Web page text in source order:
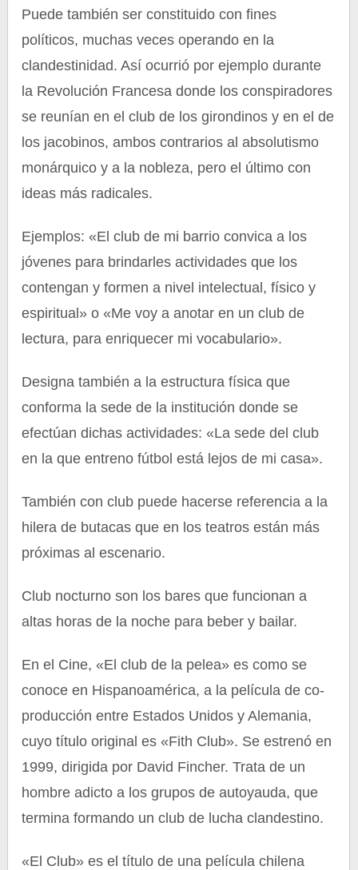
Puede también ser constituido con fines
políticos, muchas veces operando en la
clandestinidad. Así ocurrió por ejemplo durante
la Revolución Francesa donde los conspiradores
se reunían en el club de los girondinos y en el de
los jacobinos, ambos contrarios al absolutismo
monárquico y a la nobleza, pero el último con
ideas más radicales.
Ejemplos: «El club de mi barrio convica a los
jóvenes para brindarles actividades que los
contengan y formen a nivel intelectual, físico y
espiritual» o «Me voy a anotar en un club de
lectura, para enriquecer mi vocabulario».
Designa también a la estructura física que
conforma la sede de la institución donde se
efectúan dichas actividades: «La sede del club
en la que entreno fútbol está lejos de mi casa».
También con club puede hacerse referencia a la
hilera de butacas que en los teatros están más
próximas al escenario.
Club nocturno son los bares que funcionan a
altas horas de la noche para beber y bailar.
En el Cine, «El club de la pelea» es como se
conoce en Hispanoamérica, a la película de co-
producción entre Estados Unidos y Alemania,
cuyo título original es «Fith Club». Se estrenó en
1999, dirigida por David Fincher. Trata de un
hombre adicto a los grupos de autoyauda, que
termina formando un club de lucha clandestino.
«El Club» es el título de una película chilena